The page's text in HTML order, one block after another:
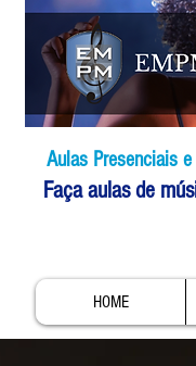
Aulas Presenciais
Faça aulas de
HOME